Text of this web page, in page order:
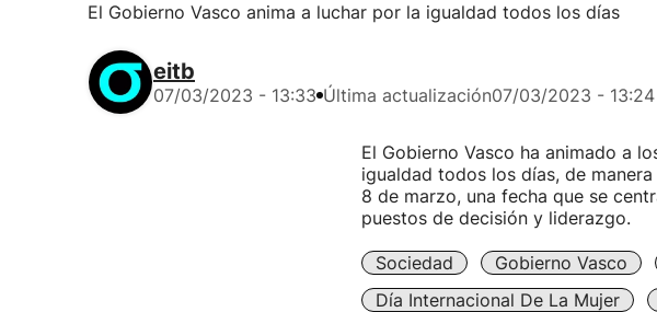
El Gobierno Vasco anima a luchar por la igualdad todos los días
eitb
07/03/2023 - 13:33 Última actualización07/03/2023 - 13:24
El Gobierno Vasco ha animado a
igualdad todos los días, de
8 de marzo, una fecha que se
puestos de decisión y liderazgo.
Sociedad Gobierno Vasco
Día Internacional De La Mujer